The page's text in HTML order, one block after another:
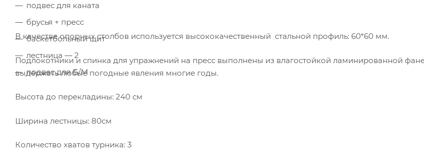
подвес для каната
брусья + пресс
баскетбольный щит
лестница — 2
подвес для Б/М
В качестве опорных столбов используется высококачественный стальной профиль: 60*60 мм.
Подлокотники и спинка для упражнений на пресс выполнены из влагостойкой ламинированной
выдержать любые погодные явления многие годы.
Высота до перекладины: 240 см
Ширина лестницы: 80см
Количество хватов турника: 3